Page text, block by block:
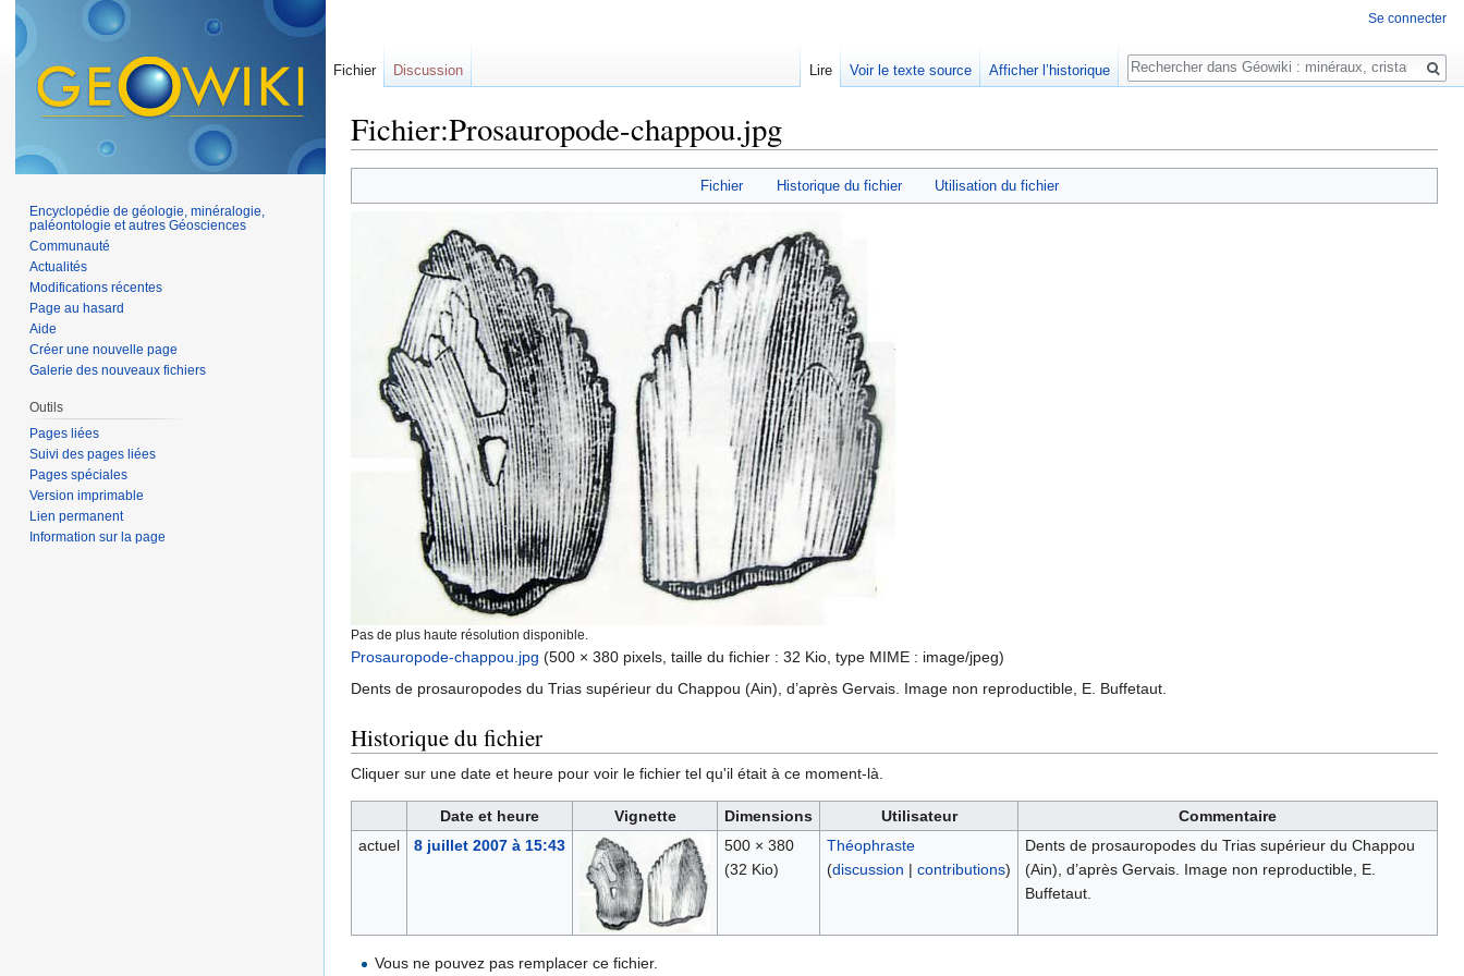
Fichier:Prosauropode-chappou.jpg
Fichier Historique du fichier Utilisation du fichier
Pas de plus haute résolution disponible.
Prosauropode-chappou.jpg (500 × 380 pixels, taille du fichier : 32 Kio, type MIME : image/jpeg)
Dents de prosauropodes du Trias supérieur du Chappou (Ain), d’après Gervais. Image non reproductible, E. Buffetaut.
Historique du fichier
Cliquer sur une date et heure pour voir le fichier tel qu'il était à ce moment-là.
Date et heure Vignette Dimensions Utilisateur
Commentaire
actuel
8 juillet 2007 à 15:43
500 × 380
(32 Kio)
Théophraste
(discussion | contributions)
Dents de prosauropodes du Trias supérieur du Chappou
(Ain), d’après Gervais. Image non reproductible, E.
Buffetaut.
Vous ne pouvez pas remplacer ce fichier.
Se connecter
Fichier Discussion Lire Voir le texte source Afficher l’historique
Rechercher
Encyclopédie de géologie, minéralogie,
paléontologie et autres Géosciences
Communauté
Actualités
Modifications récentes
Page au hasard
Aide
Créer une nouvelle page
Galerie des nouveaux fichiers
Outils
Pages liées
Suivi des pages liées
Pages spéciales
Version imprimable
Lien permanent
Information sur la page